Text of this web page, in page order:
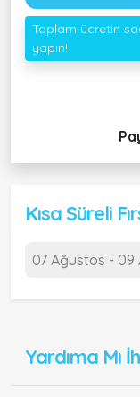
Toplam ücretin
yapın!
Kısa Süreli
07 Ağustos - 09
Yardıma Mı